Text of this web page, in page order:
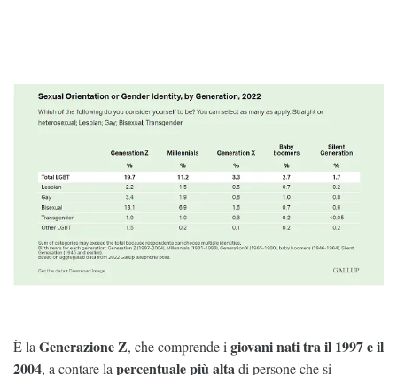
È la Generazione Z, che comprende i giovani nati tra il 1997 e il
2004, a contare la percentuale più altadi persone che si